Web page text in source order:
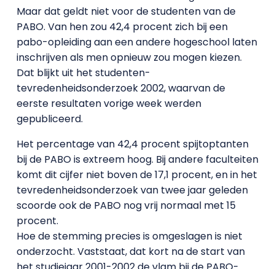
Maar dat geldt niet voor de studenten van de
PABO. Van hen zou 42,4 procent zich bij een
pabo-opleiding aan een andere hogeschool laten
inschrijven als men opnieuw zou mogen kiezen.
Dat blijkt uit het studenten-
tevredenheidsonderzoek 2002, waarvan de
eerste resultaten vorige week werden
gepubliceerd.
Het percentage van 42,4 procent spijtoptanten
bij de PABO is extreem hoog. Bij andere faculteiten
komt dit cijfer niet boven de 17,1 procent, en in het
tevredenheidsonderzoek van twee jaar geleden
scoorde ook de PABO nog vrij normaal met 15
procent.
Hoe de stemming precies is omgeslagen is niet
onderzocht. Vaststaat, dat kort na de start van